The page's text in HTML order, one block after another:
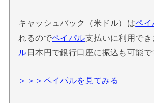
キャッシュバック（米ドル）はペイ
れるのでペイパル支払いに利用でき
ル日本円で銀行口座に振込も可能で
＞＞＞ペイパルを見てみる